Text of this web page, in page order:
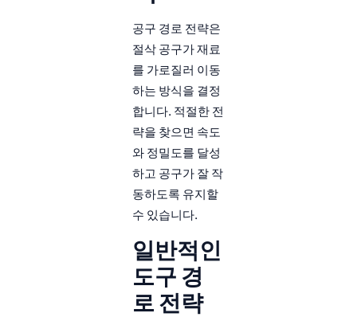
공구 경로 전략은
절삭 공구가 재료
를 가로질러 이동
하는 방식을 결정
합니다. 적절한 전
략을 찾으면 속도
와 정밀도를 달성
하고 공구가 잘 작
동하도록 유지할
수 있습니다.
일반적인
도구 경
로 전략